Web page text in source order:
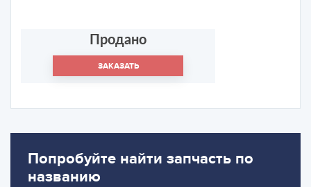
Продано
ЗАКАЗАТЬ
Попробуйте найти запчасть по
названию